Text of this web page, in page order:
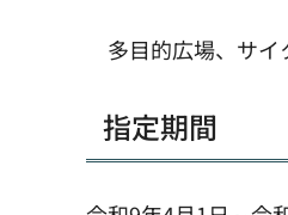
多目的広場、サ
指定期間